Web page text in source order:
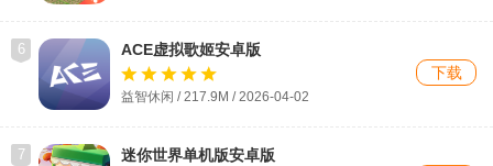
6 ACE虚拟歌姬安卓版
益智休闲 / 217.9M / 2026-04-02
下载
7 迷你世界单机版安卓版